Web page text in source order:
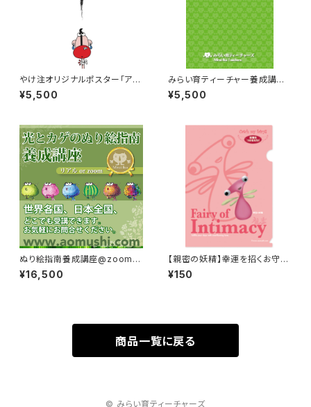
やけ注オリジナルポスター「アラ
ジンLOVE」A2サイズ
¥5,500
みらい育ティーチャー養成講座
テキスト
¥5,500
ぬり絵指南養成講座@zoom &
リアル
¥16,500
【親密の妖精】幸運を招くお守り
妖精クリアファイル（A5）
¥150
商品一覧に戻る
© みらい育ティーチャーズ